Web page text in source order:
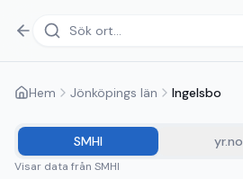
Hem Jönköpings län Ingelsbo
SMHI yr.no
Visar data från SMHI